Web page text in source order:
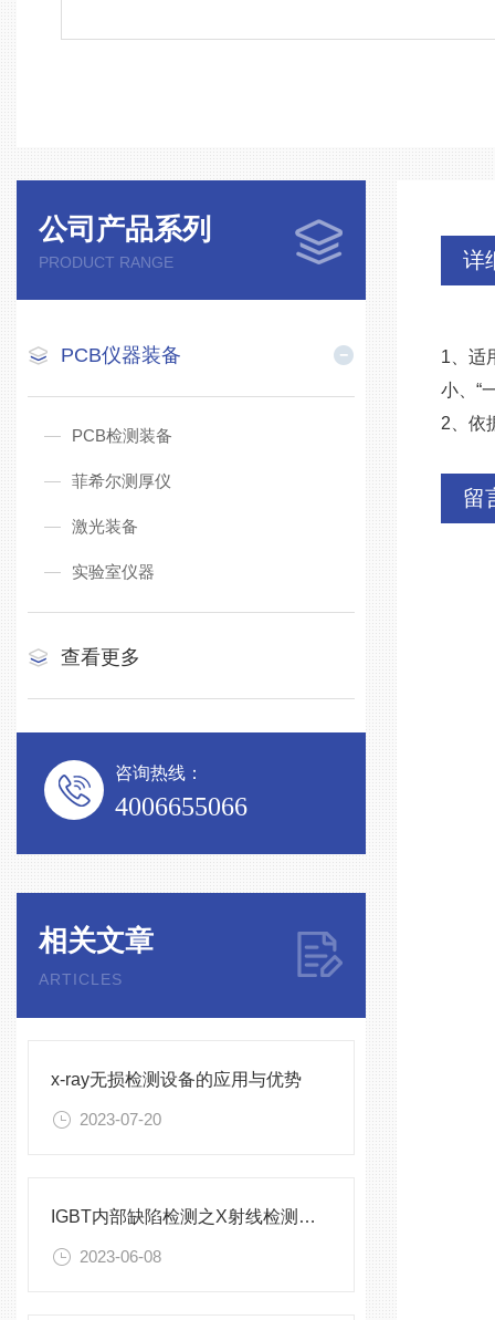
公司产品系列
PRODUCT RANGE
PCB仪器装备
PCB检测装备
菲希尔测厚仪
激光装备
实验室仪器
查看更多
咨询热线：
4006655066
相关文章
ARTICLES
x-ray无损检测设备的应用与优势
2023-07-20
IGBT内部缺陷检测之X射线检测设备
2023-06-08
详
1、适
⼩、“
2、依
留